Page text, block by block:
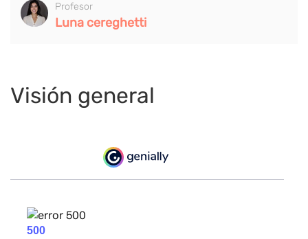
Profesor
Luna cereghetti
Visión general